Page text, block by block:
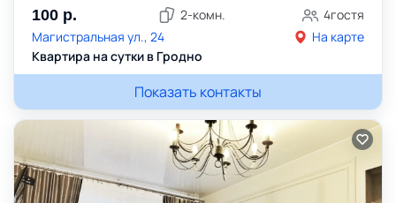
100 р. 2-комн. 4гостя
Магистральная ул., 24
На карте
Квартира на сутки в Гродно
Показать контакты